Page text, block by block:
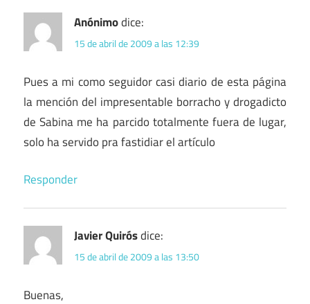
Anónimodice:
15 de abril de 2009 a las 12:39
Pues a mi como seguidor casi diario de esta página
la mención del impresentable borracho y drogadicto
de Sabina me ha parcido totalmente fuera de lugar,
solo ha servido pra fastidiar el artículo
Responder
Javier Quirósdice:
15 de abril de 2009 a las 13:50
Buenas,